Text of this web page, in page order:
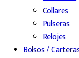
Collares
Pulseras
Relojes
Bolsos /